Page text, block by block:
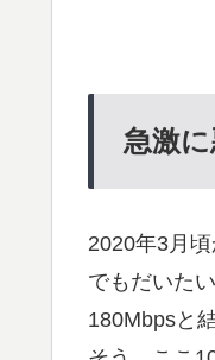
急激
2020年3月
でもだいた
180Mbpsと